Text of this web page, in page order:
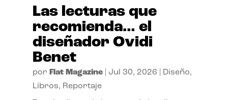
Las lecturas que
recomienda… el
diseñador Ovidi
Benet
por Flat Magazine| Jul 30, 2026 Diseño,
Libros, Reportaje